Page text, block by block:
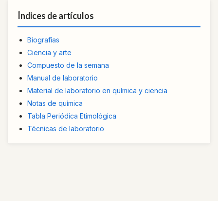
Índices de artículos
Biografías
Ciencia y arte
Compuesto de la semana
Manual de laboratorio
Material de laboratorio en química y ciencia
Notas de química
Tabla Periódica Etimológica
Técnicas de laboratorio